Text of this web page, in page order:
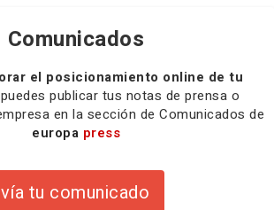
Comunicados
el posicionamiento online de tu
publicar tus notas de prensa o
en la sección de Comunicados de
europa press
tu comunicado